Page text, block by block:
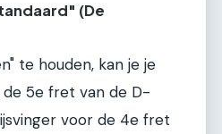
(De
te houden, kan je je
5e fret van de D-
voor de 4e fret